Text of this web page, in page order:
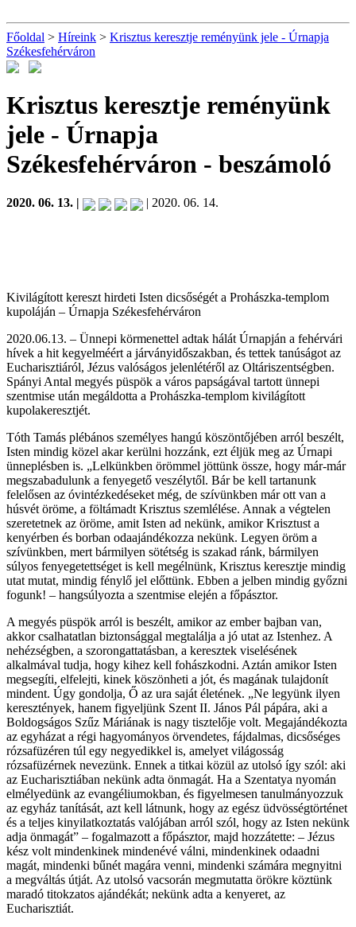
Főoldal > Híreink > Krisztus keresztje reményünk jele - Úrnapja
Székesfehérváron
Krisztus keresztje reményünk
jele - Úrnapja
Székesfehérváron - beszámoló
2020. 06. 13. | | 2020. 06. 14.
Kivilágított kereszt hirdeti Isten dicsőségét a Prohászka-templom
kupoláján – Úrnapja Székesfehérváron
2020.06.13. – Ünnepi körmenettel adtak hálát Úrnapján a fehérvári
hívek a hit kegyelméért a járványidőszakban, és tettek tanúságot az
Eucharisztiáról, Jézus valóságos jelenlétéről az Oltáriszentségben.
Spányi Antal megyés püspök a város papságával tartott ünnepi
szentmise után megáldotta a Prohászka-templom kivilágított
kupolakeresztjét.
Tóth Tamás plébános személyes hangú köszöntőjében arról beszélt,
Isten mindig közel akar kerülni hozzánk, ezt éljük meg az Úrnapi
ünneplésben is. „Lelkünkben örömmel jöttünk össze, hogy már-már
megszabadulunk a fenyegető veszélytől. Bár be kell tartanunk
felelősen az óvintézkedéseket még, de szívünkben már ott van a
húsvét öröme, a föltámadt Krisztus szemlélése. Annak a végtelen
szeretetnek az öröme, amit Isten ad nekünk, amikor Krisztust a
kenyérben és borban odaajándékozza nekünk. Legyen öröm a
szívünkben, mert bármilyen sötétség is szakad ránk, bármilyen
súlyos fenyegetettséget is kell megélnünk, Krisztus keresztje mindig
utat mutat, mindig fénylő jel előttünk. Ebben a jelben mindig győzni
fogunk! – hangsúlyozta a szentmise elején a főpásztor.
A megyés püspök arról is beszélt, amikor az ember bajban van,
akkor csalhatatlan biztonsággal megtalálja a jó utat az Istenhez. A
nehézségben, a szorongattatásban, a keresztek viselésének
alkalmával tudja, hogy kihez kell fohászkodni. Aztán amikor Isten
megsegíti, elfelejti, kinek köszönheti a jót, és magának tulajdonít
mindent. Úgy gondolja, Ő az ura saját életének. „Ne legyünk ilyen
keresztények, hanem figyeljünk Szent II. János Pál pápára, aki a
Boldogságos Szűz Máriának is nagy tisztelője volt. Megajándékozta
az egyházat a régi hagyományos örvendetes, fájdalmas, dicsőséges
rózsafüzéren túl egy negyedikkel is, amelyet világosság
rózsafüzérnek nevezünk. Ennek a titkai közül az utolsó így szól: aki
az Eucharisztiában nekünk adta önmagát. Ha a Szentatya nyomán
elmélyedünk az evangéliumokban, és figyelmesen tanulmányozzuk
az egyház tanítását, azt kell látnunk, hogy az egész üdvösségtörténet
és a teljes kinyilatkoztatás valójában arról szól, hogy az Isten nekünk
adja önmagát” – fogalmazott a főpásztor, majd hozzátette: – Jézus
kész volt mindenkinek mindenévé válni, mindenkinek odaadni
magát, mindenki bűnét magára venni, mindenki számára megnyitni
a megváltás útját. Az utolsó vacsorán megmutatta örökre köztünk
maradó titokzatos ajándékát; nekünk adta a kenyeret, az
Eucharisztiát.